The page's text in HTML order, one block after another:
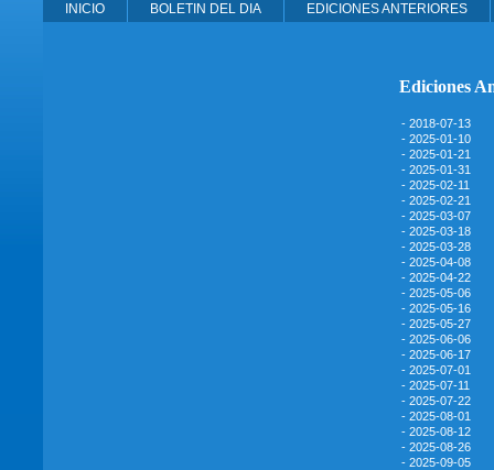
INICIO BOLETIN DEL DIA EDICIONES ANTERIORES
Ediciones
- 2018-07-13
- 2025-01-10
- 2025-01-21
- 2025-01-31
- 2025-02-11
- 2025-02-21
- 2025-03-07
- 2025-03-18
- 2025-03-28
- 2025-04-08
- 2025-04-22
- 2025-05-06
- 2025-05-16
- 2025-05-27
- 2025-06-06
- 2025-06-17
- 2025-07-01
- 2025-07-11
- 2025-07-22
- 2025-08-01
- 2025-08-12
- 2025-08-26
- 2025-09-05